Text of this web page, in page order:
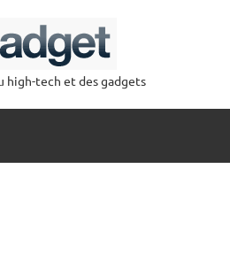
high-tech et des gadgets